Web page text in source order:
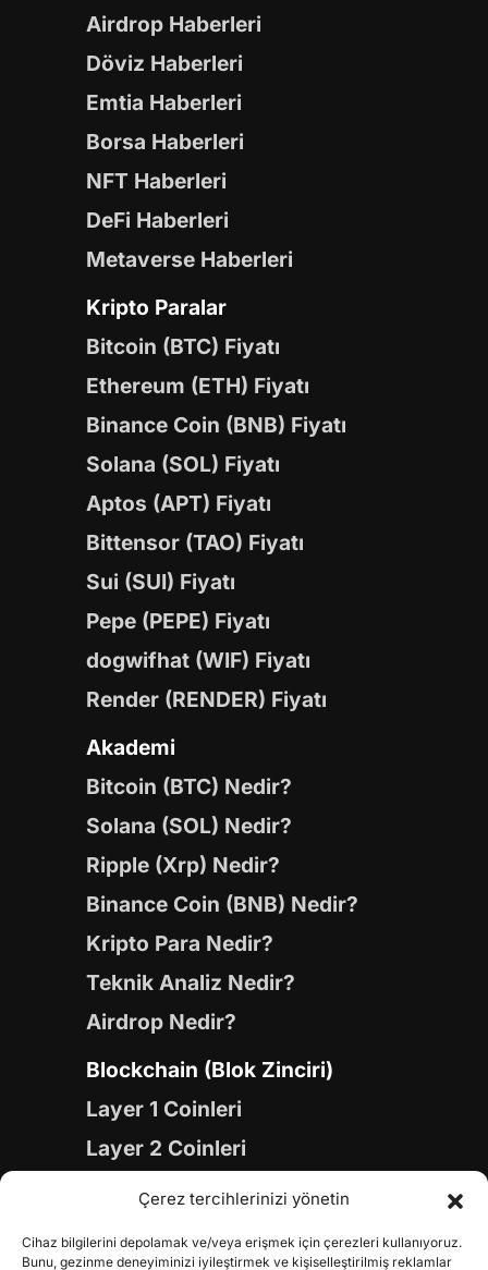
Çerez tercihlerinizi yönetin
Cihaz bilgilerini depolamak ve/veya erişmek için çerezleri kullanıyoruz.
Bunu, gezinme deneyiminizi iyileştirmek ve kişiselleştirilmiş reklamlar
Airdrop Haberleri
Döviz Haberleri
Emtia Haberleri
Borsa Haberleri
NFT Haberleri
DeFi Haberleri
Metaverse Haberleri
Kripto Paralar
Bitcoin (BTC) Fiyatı
Ethereum (ETH) Fiyatı
Binance Coin (BNB) Fiyatı
Solana (SOL) Fiyatı
Aptos (APT) Fiyatı
Bittensor (TAO) Fiyatı
Sui (SUI) Fiyatı
Pepe (PEPE) Fiyatı
dogwifhat (WIF) Fiyatı
Render (RENDER) Fiyatı
Akademi
Bitcoin (BTC) Nedir?
Solana (SOL) Nedir?
Ripple (Xrp) Nedir?
Binance Coin (BNB) Nedir?
Kripto Para Nedir?
Teknik Analiz Nedir?
Airdrop Nedir?
Blockchain (Blok Zinciri)
Layer 1 Coinleri
Layer 2 Coinleri
Yapay Zeka (AI) Coinleri